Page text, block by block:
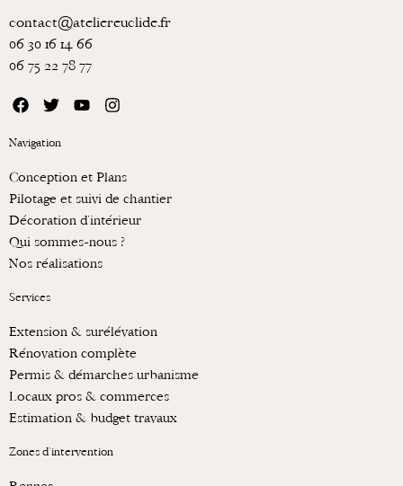
contact@ateliereuclide.fr
06 30 16 14 66
06 75 22 78 77
F
a
e
o
o
k
T
w
t
e
r
Y
o
b
e
I
n
g
r
a
m
Navigation
Conception et Plans
Pilotage et suivi de chantier
Décoration d’intérieur
Qui sommes-nous ?
Nos réalisations
Services
Extension & surélévation
Rénovation complète
Permis & démarches urbanisme
Locaux pros & commerces
Estimation & budget travaux
Zones d’intervention